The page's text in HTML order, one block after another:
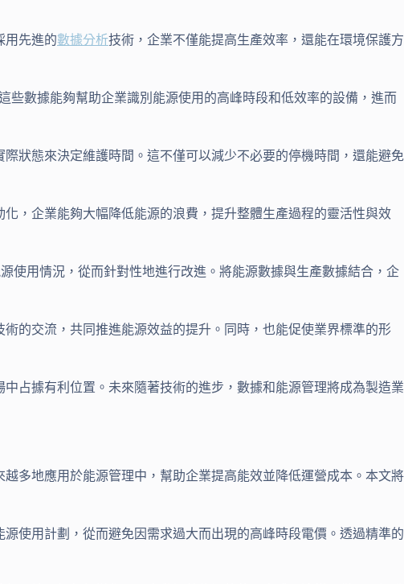
用先進的數據分析技術，企業不僅能提高生產效率，還能在環境保護方
些數據能夠幫助企業識別能源使用的高峰時段和低效率的設備，進而
狀態來決定維護時間。這不僅可以減少不必要的停機時間，還能避免
，企業能夠大幅降低能源的浪費，提升整體生產過程的靈活性與效
使用情況，從而針對性地進行改進。將能源數據與生產數據結合，企
的交流，共同推進能源效益的提升。同時，也能促使業界標準的形
占據有利位置。未來隨著技術的進步，數據和能源管理將成為製造業
多地應用於能源管理中，幫助企業提高能效並降低運營成本。本文將
使用計劃，從而避免因需求過大而出現的高峰時段電價。透過精準的